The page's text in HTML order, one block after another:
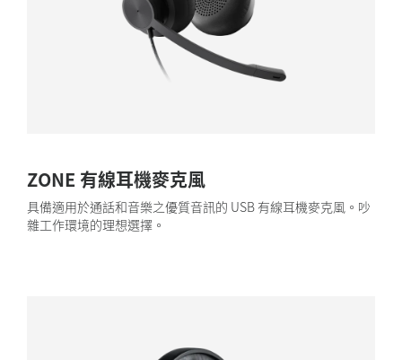
ZONE 有線耳機麥克風
具備適用於通話和音樂之優質音訊的 USB 有線耳機麥克風。吵
雜工作環境的理想選擇。